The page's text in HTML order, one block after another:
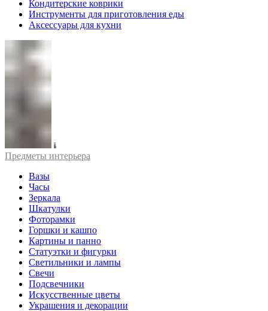
Кондитерские коврики
Инструменты для приготовления еды
Аксессуары для кухни
Предметы интерьера
Вазы
Часы
Зеркала
Шкатулки
Фоторамки
Горшки и кашпо
Картины и панно
Статуэтки и фигурки
Светильники и лампы
Свечи
Подсвечники
Искусственные цветы
Украшения и декорации